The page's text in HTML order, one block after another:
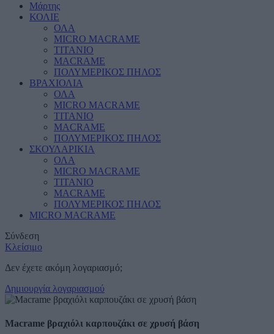
Μάρτης
ΚΟΛΙΕ
ΟΛΑ
MICRO MACRAME
ΤΙΤΑΝΙΟ
MACRAME
ΠΟΛΥΜΕΡΙΚΟΣ ΠΗΛΟΣ
ΒΡΑΧΙΟΛΙΑ
ΟΛΑ
MICRO MACRAME
ΤΙΤΑΝΙΟ
MACRAME
ΠΟΛΥΜΕΡΙΚΟΣ ΠΗΛΟΣ
ΣΚΟΥΛΑΡΙΚΙΑ
ΟΛΑ
MICRO MACRAME
ΤΙΤΑΝΙΟ
MACRAME
ΠΟΛΥΜΕΡΙΚΟΣ ΠΗΛΟΣ
MICRO MACRAME
Σύνδεση
Κλείσιμο
Δεν έχετε ακόμη λογαριασμό;
Δημιουργία λογαριασμού
Macrame βραχιόλι καρπουζάκι σε χρυσή βάση